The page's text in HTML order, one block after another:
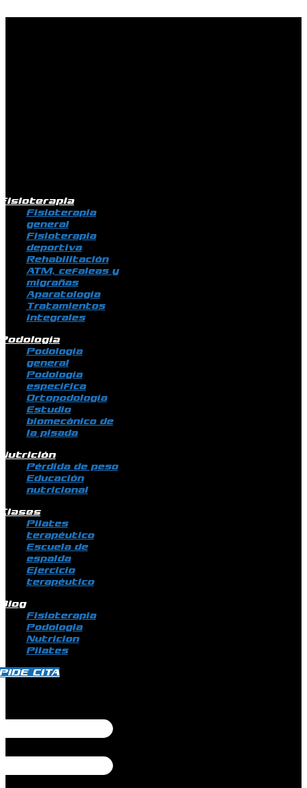
Fisioterapia
general
Fisioterapia
deportiva
Rehabilitación
ATM, cefaleas y
migrañas
Aparatología
Tratamientos
integrales
Podología
general
Podología
específica
Ortopodología
Estudio
biomecánico de
la pisada
Pérdida de peso
Educación
nutricional
Pilates
terapéutico
Escuela de
espalda
Ejercicio
terapéutico
Fisioterapia
Podologia
Nutricion
Pilates
CITA